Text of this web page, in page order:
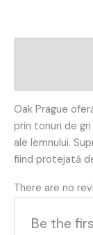
Oak Prague
prin tonuri de
ale lemnului.
fiind protejată
There are no
Be the